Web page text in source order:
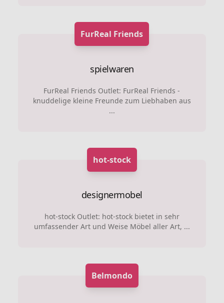
FurReal Friends
spielwaren
FurReal Friends Outlet: FurReal Friends -
knuddelige kleine Freunde zum Liebhaben aus
...
hot-stock
designermobel
hot-stock Outlet: hot-stock bietet in sehr
umfassender Art und Weise Möbel aller Art, ...
Belmondo